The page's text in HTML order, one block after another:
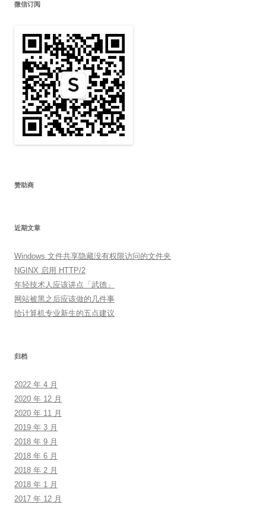
微信订阅
赞助商
近期文章
Windows 文件共享隐藏没有权限访问的文件夹
NGINX 启用 HTTP/2
年轻技术人应该讲点「武德」
网站被黑之后应该做的几件事
给计算机专业新生的五点建议
归档
2022 年 4 月
2020 年 12 月
2020 年 11 月
2019 年 3 月
2018 年 9 月
2018 年 6 月
2018 年 2 月
2018 年 1 月
2017 年 12 月